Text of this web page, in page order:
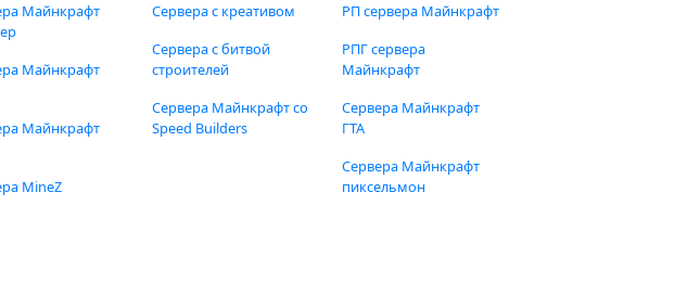
Майнкрафт
Майнкрафт
Майнкрафт
MineZ
Сервера с креативом
Сервера с битвой
строителей
Сервера Майнкрафт со
Speed Builders
РП сервера Майнкрафт
РПГ сервера
Майнкрафт
Сервера Майнкрафт
ГТА
Сервера Майнкрафт
пиксельмон